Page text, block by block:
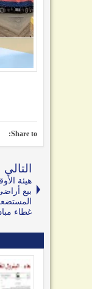
Share to:
التالي
هيئة
بيع
غطاء